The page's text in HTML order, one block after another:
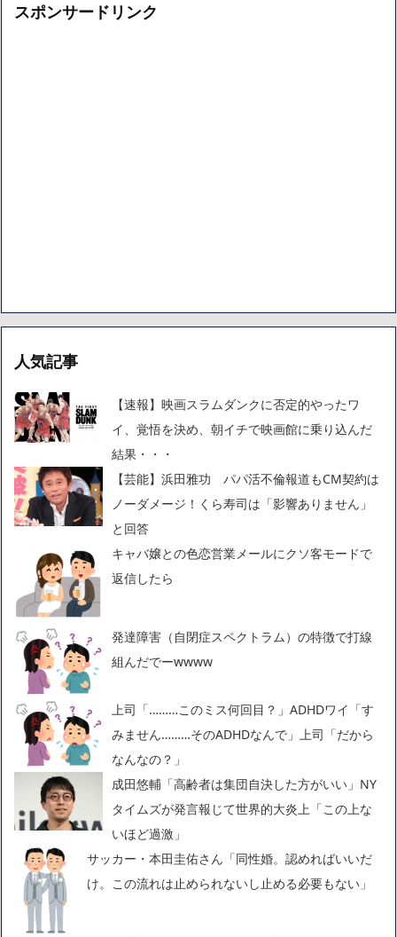
スポンサードリンク
人気記事
【速報】映画スラムダンクに否定的やったワ
イ、覚悟を決め、朝イチで映画館に乗り込んだ
結果・・・
【芸能】浜田雅功 パパ活不倫報道もCM契約は
ノーダメージ！くら寿司は「影響ありません」
と回答
キャバ嬢との色恋営業メールにクソ客モードで
返信したら
発達障害（自閉症スペクトラム）の特徴で打線
組んだでーwwww
上司「………このミス何回目？」ADHDワイ「す
みません………そのADHDなんで」上司「だから
なんなの？」
成田悠輔「高齢者は集団自決した方がいい」NY
タイムズが発言報じて世界的大炎上「この上な
いほど過激」
サッカー・本田圭佑さん「同性婚。認めればいいだ
け。この流れは止められないし止める必要もない」